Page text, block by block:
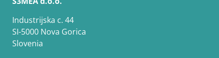
Industrijska c. 44
SI-5000 Nova Gorica
Slovenia